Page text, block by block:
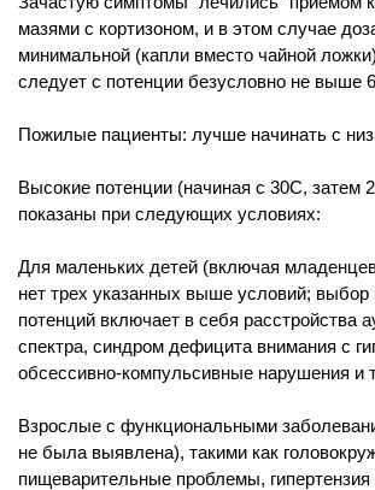
мазями с кортизоном, и в этом случае
минимальной (капли вместо чайной
следует с потенции безусловно не выше
Пожилые пациенты: лучше начинать с
Высокие потенции (начиная с 30С, затем
показаны при следующих условиях:
Для маленьких детей (включая
нет трех указанных выше условий; выбор
потенций включает в себя расстройства
спектра, синдром дефицита внимания с
обсессивно-компульсивные нарушения и
Взрослые с функциональными
не была выявлена), такими как
пищеварительные проблемы, гипертензия